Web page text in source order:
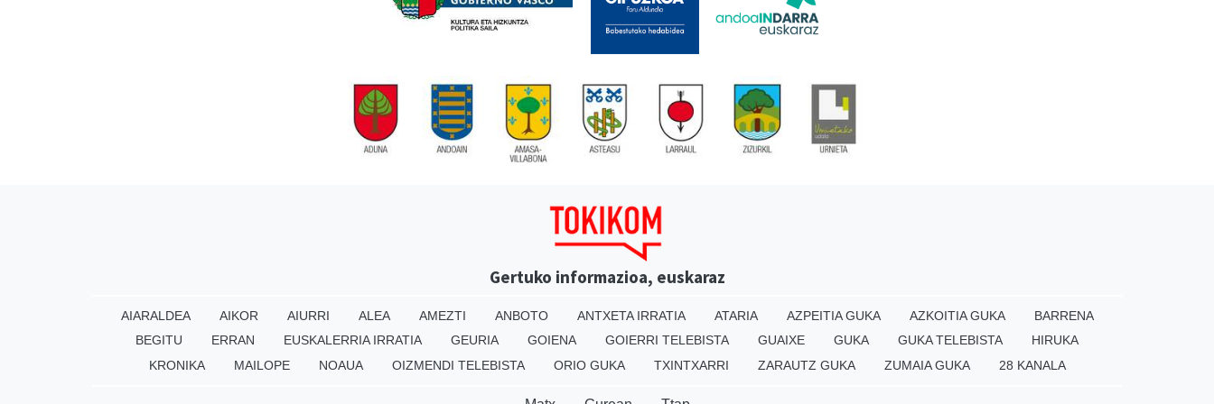
Gertuko informazioa, euskaraz
AIARALDEA AIKOR AIURRI ALEA AMEZTI ANBOTO ANTXETA IRRATIA ATARIA AZPEITIA GUKA AZKOITIA GUKA
BARRENA
BEGITU
ERRAN EUSKALERRIA IRRATIA GEURIA GOIENA GOIERRI TELEBISTA GUAIXE GUKA GUKA TELEBISTA
HIRUKA
KRONIKA
MAILOPE NOAUA OIZMENDI TELEBISTA ORIO GUKA TXINTXARRI ZARAUTZ GUKA ZUMAIA GUKA 28 KANALA